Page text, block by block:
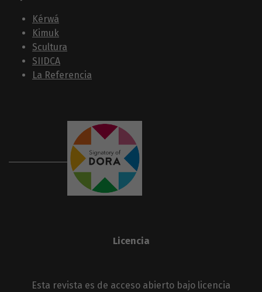
Kérwá
Kimuk
Scultura
SIIDCA
La Referencia
Licencia
Esta revista es de acceso abierto bajo licencia